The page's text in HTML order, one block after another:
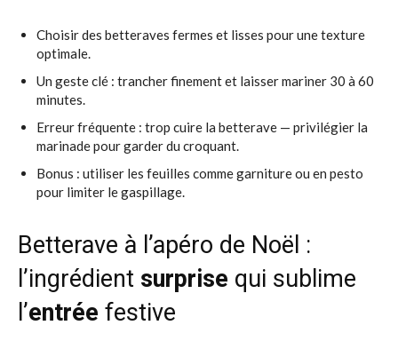
Choisir des betteraves fermes et lisses pour une texture
optimale.
Un geste clé : trancher finement et laisser mariner 30 à 60
minutes.
Erreur fréquente : trop cuire la betterave — privilégier la
marinade pour garder du croquant.
Bonus : utiliser les feuilles comme garniture ou en pesto
pour limiter le gaspillage.
Betterave à l’apéro de Noël :
l’ingrédient surprise qui sublime
l’entrée festive